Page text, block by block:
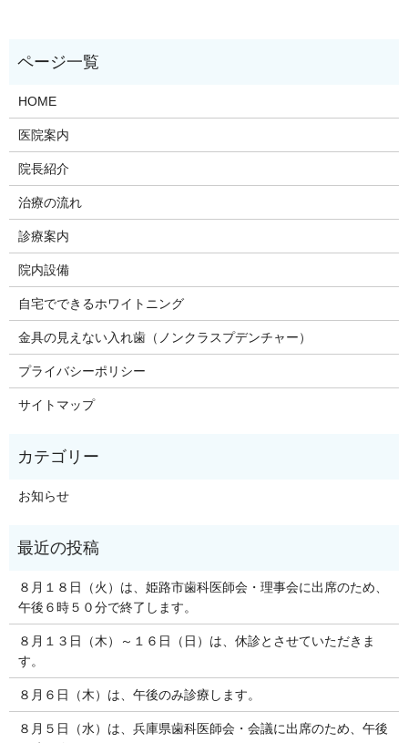
HOME
医院案内
院長紹介
治療の流れ
診療案内
院内設備
自宅でできるホワイトニング
金具の見えない入れ歯（ノンクラスプデンチャー）
プライバシーポリシー
サイトマップ
お知らせ
８月１８日（火）は、姫路市歯科医師会・理事会に出席のため、
午後６時５０分で終了します。
８月１３日（木）～１６日（日）は、休診とさせていただきま
す。
８月６日（木）は、午後のみ診療します。
８月５日（水）は、兵庫県歯科医師会・会議に出席のため、午後